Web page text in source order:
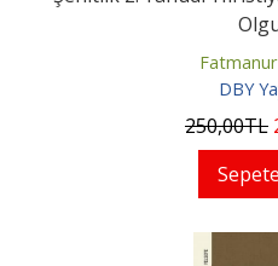
DBY
250,00TL